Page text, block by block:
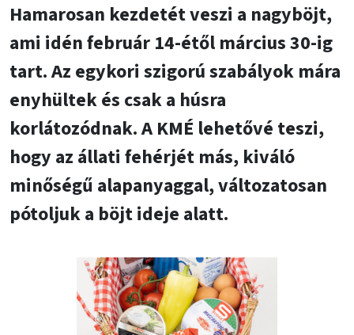
Hamarosan kezdetét veszi a nagyböjt,
ami idén február 14-étől március 30-ig
tart. Az egykori szigorú szabályok mára
enyhültek és csak a húsra
korlátozódnak. A KMÉ lehetővé teszi,
hogy az állati fehérjét más, kiváló
minőségű alapanyaggal, változatosan
pótoljuk a böjt ideje alatt.